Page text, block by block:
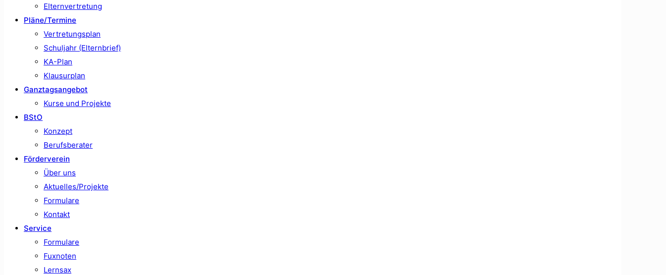
Elternvertretung
Pläne/Termine
Vertretungsplan
Schuljahr (Elternbrief)
KA-Plan
Klausurplan
Ganztagsangebot
Kurse und Projekte
BStO
Konzept
Berufsberater
Förderverein
Über uns
Aktuelles/Projekte
Formulare
Kontakt
Service
Formulare
Fuxnoten
Lernsax